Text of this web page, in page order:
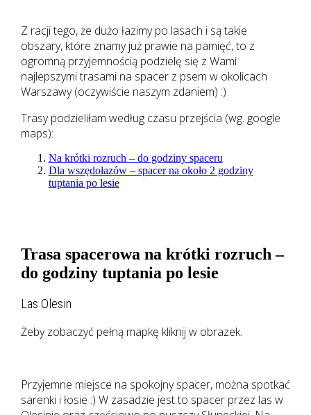
Z racji tego, że dużo łazimy po lasach i są takie
obszary, które znamy już prawie na pamięć, to z
ogromną przyjemnością podzielę się z Wami
najlepszymi trasami na spacer z psem w okolicach
Warszawy (oczywiście naszym zdaniem) :)
Trasy podzieliłam według czasu przejścia (wg. google
maps):
Na krótki rozruch – do godziny spaceru
Dla wszędołazów – spacer na około 2 godziny
tuptania po lesie
Trasa spacerowa na krótki rozruch –
do godziny tuptania po lesie
Las Olesin
Żeby zobaczyć pełną mapkę kliknij w obrazek.
Przyjemne miejsce na spokojny spacer, można spotkać
sarenki i łosie :) W zasadzie jest to spacer przez las w